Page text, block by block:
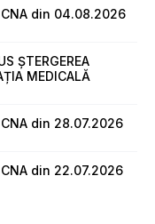
din 04.08.2026
ȘTERGEREA
MEDICALĂ
din 28.07.2026
din 22.07.2026